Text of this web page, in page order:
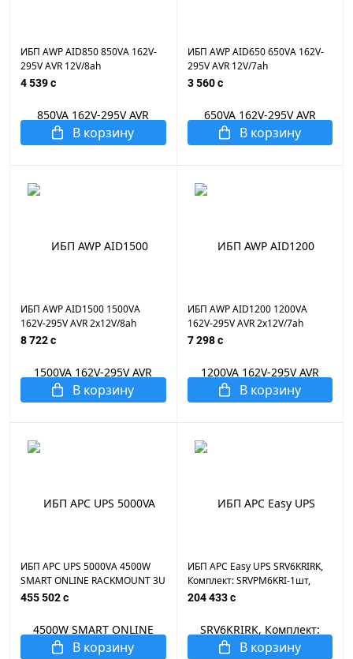
ИБП AWP AID850 850VA 162V-
295V AVR 12V/8ah
4 539 c
В корзину
ИБП AWP AID650 650VA 162V-
295V AVR 12V/7ah
3 560 c
В корзину
ИБП AWP AID1500 1500VA
162V-295V AVR 2x12V/8ah
8 722 c
В корзину
ИБП AWP AID1200 1200VA
162V-295V AVR 2x12V/7ah
7 298 c
В корзину
ИБП APC UPS 5000VA 4500W
SMART ONLINE RACKMOUNT 3U
RT [ SRT5KXLI ]
455 502 c
В корзину
ИБП APC Easy UPS SRV6KRIRK,
Комплект: SRVPM6KRI-1шт,
SRVRK1-1шт, SRV192RBP-7A-
Мощность 6000ВА/6000Вт,
Стоечный 4U, 230В,
Вых:клеммная колодка, Int
204 433 c
В корзину